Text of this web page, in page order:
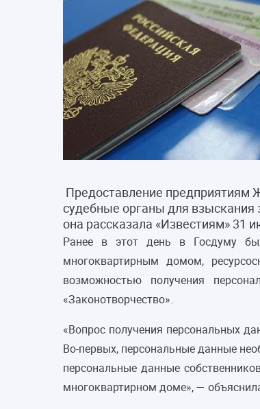
Предоставление предприятиям
судебные органы для взыскания
она рассказала «Известиям» 31
Ранее в этот день в Госдуму
многоквартирным домом,
возможностью получения
«Законотворчество».
«Вопрос получения персональных
Во-первых, персональные данные
персональные данные
многоквартирном доме», —